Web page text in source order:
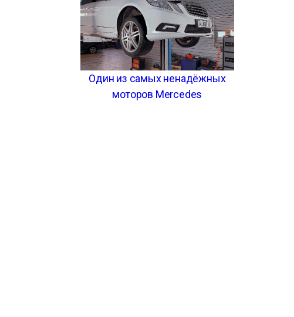
Один из самых ненадёжных
моторов Mercedes